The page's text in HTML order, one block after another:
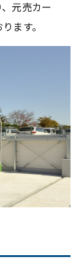
元売カー
ます。